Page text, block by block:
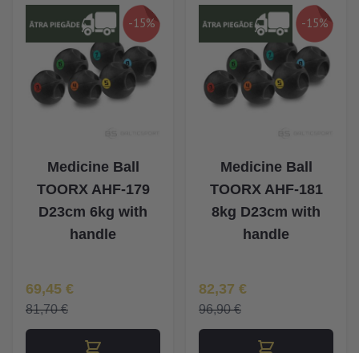
-15%
Medicine Ball
TOORX AHF-179
D23cm 6kg with
handle
Īpaša Cena
69,45 €
81,70 €
-15%
Medicine Ball
TOORX AHF-181
8kg D23cm with
handle
Īpaša Cena
82,37 €
96,90 €